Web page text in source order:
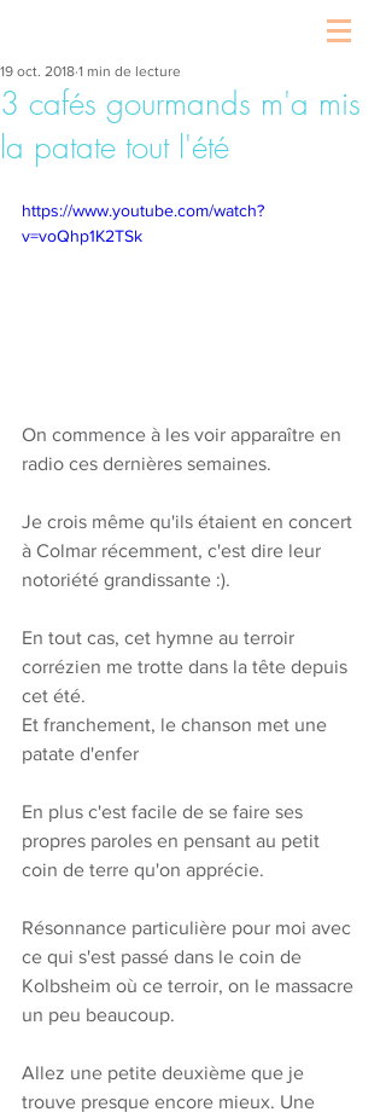
3 cafés gourmands m'a mis
la patate tout l'été
19 oct. 2018 1 min de lecture
https://www.youtube.com/watch?
v=voQhp1K2TSk
On commence à les voir apparaître en
radio ces dernières semaines.
Je crois même qu'ils étaient en concert
à Colmar récemment, c'est dire leur
notoriété grandissante :).
En tout cas, cet hymne au terroir
corrézien me trotte dans la tête depuis
cet été.
Et franchement, le chanson met une
patate d'enfer
En plus c'est facile de se faire ses
propres paroles en pensant au petit
coin de terre qu'on apprécie.
Résonnance particulière pour moi avec
ce qui s'est passé dans le coin de
Kolbsheim où ce terroir, on le massacre
un peu beaucoup.
Allez une petite deuxième que je
trouve presque encore mieux. Une